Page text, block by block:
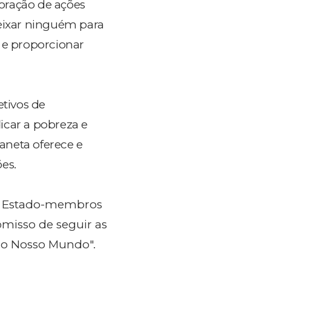
de ações
ninguém para
proporcionar
de
a pobreza e
oferece e
membros
de seguir as
Nosso Mundo".